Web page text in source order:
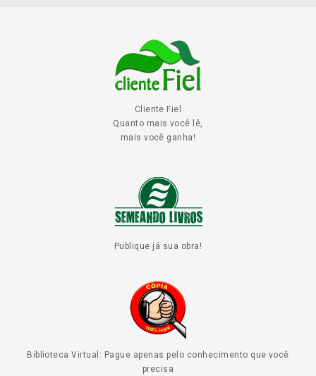
Cliente Fiel
Quanto mais você lê,
mais você ganha!
Publique já sua obra!
Biblioteca Virtual: Pague apenas pelo conhecimento que você
precisa